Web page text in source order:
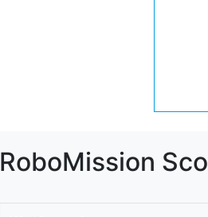
RoboMission